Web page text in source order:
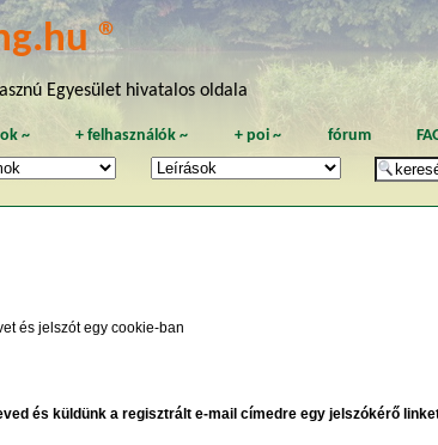
®
Egyesület hivatalos oldala
~ +felhasználók ~ + poi~ fórum
és jelszót egy cookie-ban
és küldünk a regisztrált e-mail címedre egy jelszókérő